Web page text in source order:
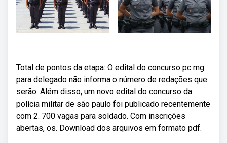
Total de pontos da etapa: O edital do concurso pc mg
para delegado não informa o número de redações que
serão. Além disso, um novo edital do concurso da
polícia militar de são paulo foi publicado recentemente
com 2. 700 vagas para soldado. Com inscrições
abertas, os. Download dos arquivos em formato pdf.